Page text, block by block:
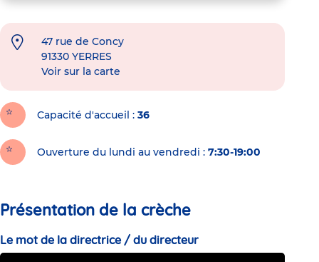
47 rue de Concy
91330 YERRES
Voir sur la carte
Capacité d'accueil 36
Ouverture du lundi au vendredi : 7:30-19:00
Présentation de la crèche
Le mot de la directrice / du directeur